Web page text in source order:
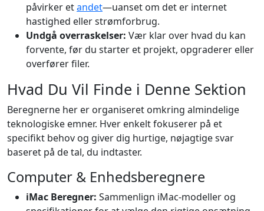
påvirker etandet—uanset om det er internet
hastighed eller strømforbrug.
Undgå overraskelser: Vær klar over hvad du kan
forvente, før du starter et projekt, opgraderer eller
overfører filer.
Hvad Du Vil Finde i Denne Sektion
Beregnerne her er organiseret omkring almindelige
teknologiske emner. Hver enkelt fokuserer på et
specifikt behov og giver dig hurtige, nøjagtige svar
baseret på de tal, du indtaster.
Computer & Enhedsberegnere
iMac Beregner: Sammenlign iMac-modeller og